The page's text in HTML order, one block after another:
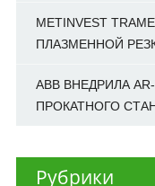
METINVEST
ПЛАЗМЕННОЙ
ABB ВНЕДРИЛА
ПРОКАТНОГО
Рубрики